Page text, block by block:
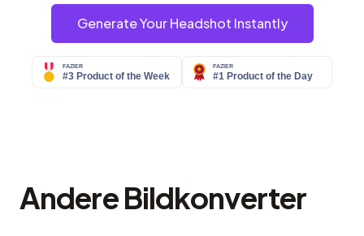
Generate Your Headshot Instantly
Andere Bildkonverter